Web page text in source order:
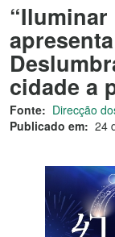
“Iluminar
cidade a
Fonte: Direcção
Publicado em: 24